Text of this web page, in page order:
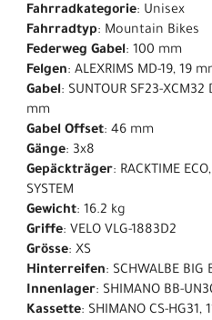
Fahrradkategorie: Unisex
Fahrradtyp: Mountain Bikes
Federweg Gabel: 100 mm
Felgen: ALEXRIMS MD-19, 19
Gabel: SUNTOUR SF23-XCM32
mm
Gabel Offset: 46 mm
Gänge: 3x8
Gepäckträger: RACKTIME
SYSTEM
Gewicht: 16.2 kg
Griffe: VELO VLG-1883D2
Grösse: XS
Hinterreifen: SCHWALBE BIG
Innenlager: SHIMANO BB-
Kassette: SHIMANO CS-HG31,